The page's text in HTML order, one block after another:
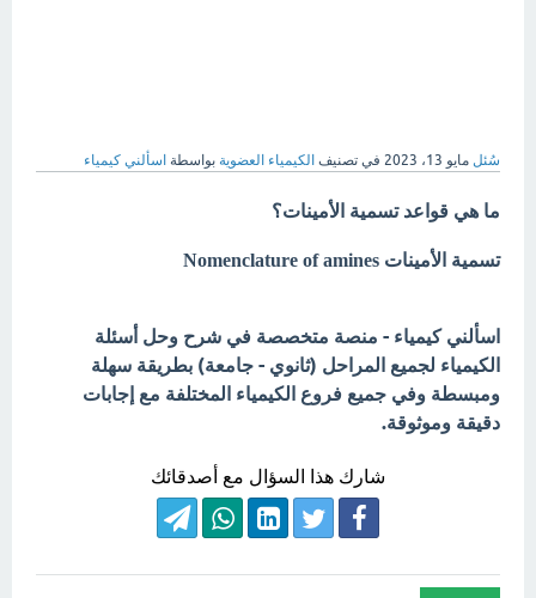
سُئل مايو 13، 2023 في تصنيف الكيمياء العضوية بواسطة اسألني كيمياء
ما هي قواعد تسمية الأمينات؟
تسمية الأمينات Nomenclature of amines
اسألني كيمياء - منصة متخصصة في شرح وحل أسئلة
الكيمياء لجميع المراحل (ثانوي - جامعة) بطريقة سهلة
ومبسطة وفي جميع فروع الكيمياء المختلفة مع إجابات
دقيقة وموثوقة.
شارك هذا السؤال مع أصدقائك